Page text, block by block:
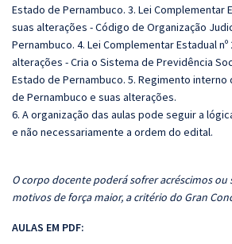
Estado de Pernambuco. 3. Lei Complementar
suas alterações - Código de Organização
Pernambuco. 4. Lei Complementar Estadual nº
alterações - Cria o Sistema de Previdência
Estado de Pernambuco. 5. Regimento interno
de Pernambuco e suas alterações.
6. A organização das aulas pode seguir a
e não necessariamente a ordem do edital.
O corpo docente poderá sofrer acréscimos
motivos de força maior, a critério do Gran
AULAS EM PDF: